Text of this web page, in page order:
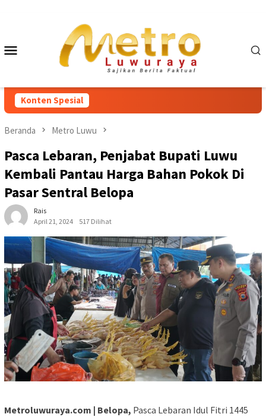
Mobile
Konten Spesial
Beranda Metro Luwu
Pasca Lebaran, Penjabat Bupati Luwu
Kembali Pantau Harga Bahan Pokok Di
Pasar Sentral Belopa
Rais
April 21, 2024
517 Dilihat
Metroluwuraya.com | Belopa, Pasca Lebaran Idul Fitri 1445